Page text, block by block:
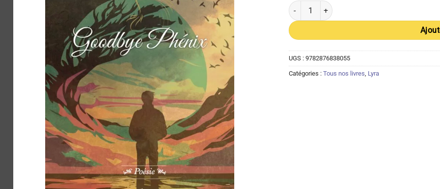
quantité de Goodbye Phénix – Cyril Lebrec
UGS : 9782876838055
Catégories : Tous nos livres Lyra